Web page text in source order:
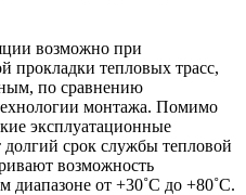
возможно при
прокладки тепловых трасс,
по сравнению
монтажа. Помимо
эксплуатационные
долгий срок службы тепловой
возможность
диапазоне от +30˚C до +80˚C.